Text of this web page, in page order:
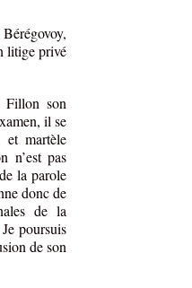
litige privé
Fillon son
il se
et martèle
n’est pas
la parole
donc de
de la
poursuis
de son